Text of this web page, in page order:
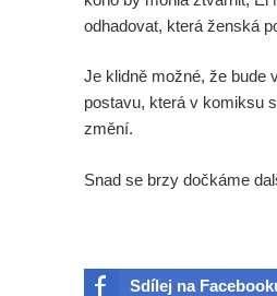
odhadovat, která ženská
Je klidně možné, že bude
postavu, která v komiksu
změní.
Snad se brzy dočkáme
Sdílej na